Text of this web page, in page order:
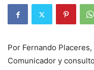
Por Fernando Placeres,
Comunicador y